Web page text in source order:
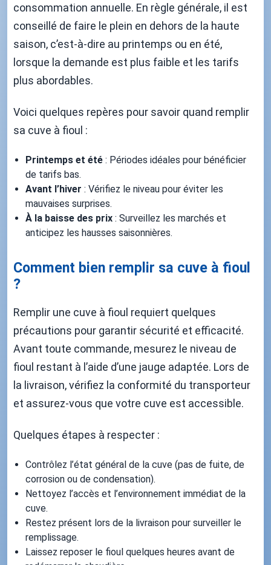
consommation annuelle. En règle générale, il est
conseillé de faire le plein en dehors de la haute
saison, c’est-à-dire au printemps ou en été,
lorsque la demande est plus faible et les tarifs
plus abordables.
Voici quelques repères pour savoir quand remplir
sa cuve à fioul :
Printemps et été : Périodes idéales pour bénéficier
de tarifs bas.
Avant l’hiver : Vérifiez le niveau pour éviter les
mauvaises surprises.
À la baisse des prix : Surveillez les marchés et
anticipez les hausses saisonnières.
Comment bien remplir sa cuve à fioul
?
Remplir une cuve à fioul requiert quelques
précautions pour garantir sécurité et efficacité.
Avant toute commande, mesurez le niveau de
fioul restant à l’aide d’une jauge adaptée. Lors de
la livraison, vérifiez la conformité du transporteur
et assurez-vous que votre cuve est accessible.
Quelques étapes à respecter :
Contrôlez l’état général de la cuve (pas de fuite, de
corrosion ou de condensation).
Nettoyez l’accès et l’environnement immédiat de la
cuve.
Restez présent lors de la livraison pour surveiller le
remplissage.
Laissez reposer le fioul quelques heures avant de